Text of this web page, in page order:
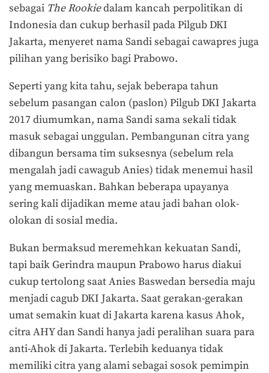
sebagai The Rookiedalam kancah perpolitikan di
Indonesia dan cukup berhasil pada Pilgub DKI
Jakarta, menyeret nama Sandi sebagai cawapres juga
pilihan yang berisiko bagi Prabowo.
Seperti yang kita tahu, sejak beberapa tahun
sebelum pasangan calon (paslon) Pilgub DKI Jakarta
2017 diumumkan, nama Sandi sama sekali tidak
masuk sebagai unggulan. Pembangunan citra yang
dibangun bersama tim suksesnya (sebelum rela
mengalah jadi cawagub Anies) tidak menemui hasil
yang memuaskan. Bahkan beberapa upayanya
sering kali dijadikan meme atau jadi bahan olok-
olokan di sosial media.
Bukan bermaksud meremehkan kekuatan Sandi,
tapi baik Gerindra maupun Prabowo harus diakui
cukup tertolong saat Anies Baswedan bersedia maju
menjadi cagub DKI Jakarta. Saat gerakan-gerakan
umat semakin kuat di Jakarta karena kasus Ahok,
citra AHY dan Sandi hanya jadi peralihan suara para
anti-Ahok di Jakarta. Terlebih keduanya tidak
memiliki citra yang alami sebagai sosok pemimpin